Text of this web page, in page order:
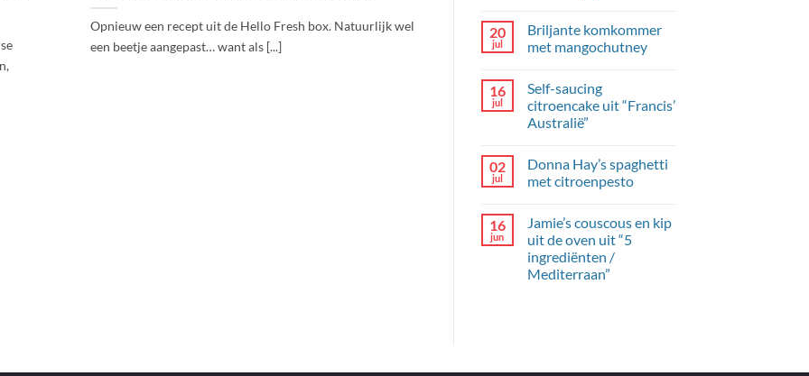
Opnieuw een recept uit de Hello Fresh box. Natuurlijk wel
een beetje aangepast… want als [...]
op
Kipgehaktballetjes
met
en
dille-
yoghurt
20
jul
Briljante komkommer
met mangochutney
op
Briljante
komkommer
met
16
jul
Self-saucing
citroencake uit “Francis’
Australië”
op
saucing
“Francis’
Australië”
02
jul
Donna Hay’s spaghetti
met citroenpesto
op
Donna
Hay’s
spaghetti
met
citroenpesto
16
jun
Jamie’s couscous en kip
uit de oven uit “5
ingrediënten /
Mediterraan”